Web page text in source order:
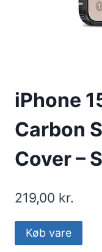
iPhone
Carbon
Cover –
219,00 kr.
Køb vare